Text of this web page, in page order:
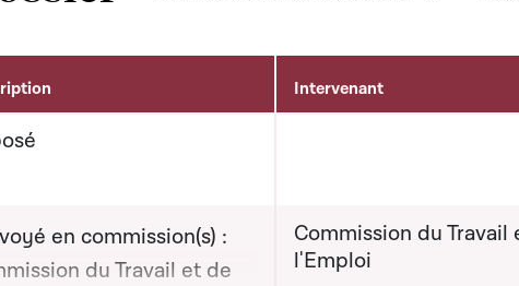
Intervenant
en commission(s) :
du Travail et de
Commission du Travail
l'Emploi